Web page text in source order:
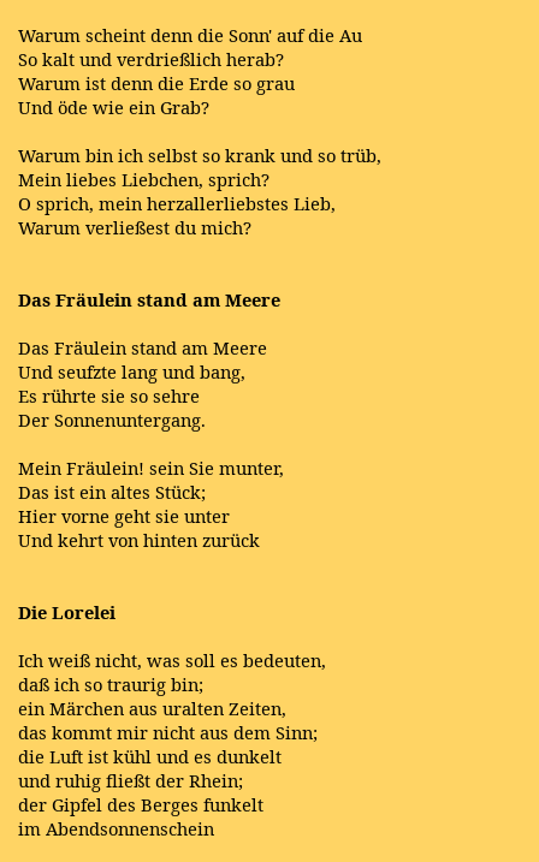
Warum scheint denn die Sonn' auf die Au
So kalt und verdrießlich herab?
Warum ist denn die Erde so grau
Und öde wie ein Grab?
Warum bin ich selbst so krank und so trüb,
Mein liebes Liebchen, sprich?
O sprich, mein herzallerliebstes Lieb,
Warum verließest du mich?
Das Fräulein stand am Meere
Das Fräulein stand am Meere
Und seufzte lang und bang,
Es rührte sie so sehre
Der Sonnenuntergang.
Mein Fräulein! sein Sie munter,
Das ist ein altes Stück;
Hier vorne geht sie unter
Und kehrt von hinten zurück
Die Lorelei
Ich weiß nicht, was soll es bedeuten,
daß ich so traurig bin;
ein Märchen aus uralten Zeiten,
das kommt mir nicht aus dem Sinn;
die Luft ist kühl und es dunkelt
und ruhig fließt der Rhein;
der Gipfel des Berges funkelt
im Abendsonnenschein